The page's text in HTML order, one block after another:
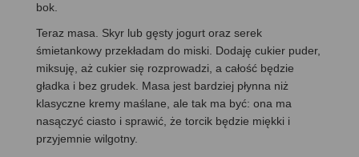
bok.
Teraz masa. Skyr lub gęsty jogurt oraz serek
śmietankowy przekładam do miski. Dodaję cukier puder,
miksuję, aż cukier się rozprowadzi, a całość będzie
gładka i bez grudek. Masa jest bardziej płynna niż
klasyczne kremy maślane, ale tak ma być: ona ma
nasączyć ciasto i sprawić, że torcik będzie miękki i
przyjemnie wilgotny.